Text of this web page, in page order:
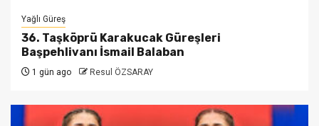
Yağlı Güreş
36. Taşköprü Karakucak Güreşleri
Başpehlivanı İsmail Balaban
1 gün ago Resul ÖZSARAY